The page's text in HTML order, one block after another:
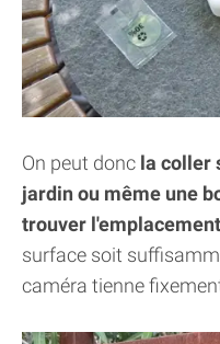
On peut donc la coller
jardin ou même une
trouver
surface soit
caméra tienne